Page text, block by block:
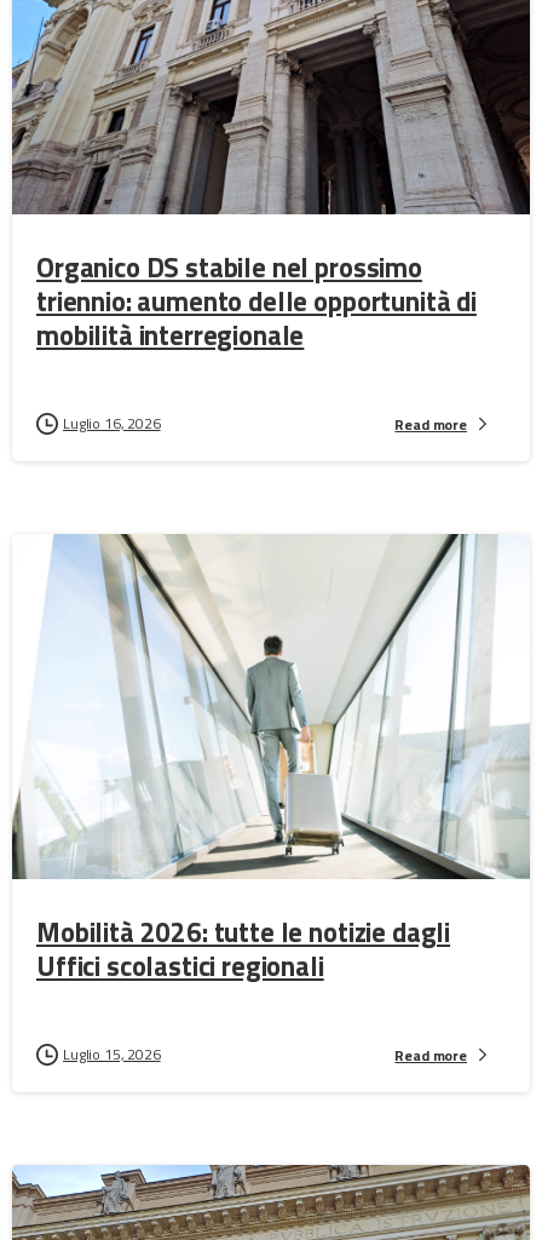
Organico DS stabile nel prossimo
triennio: aumento delle opportunità di
mobilità interregionale
Luglio 16, 2026 Read more
Mobilità 2026: tutte le notizie dagli
Uffici scolastici regionali
Luglio 15, 2026 Read more